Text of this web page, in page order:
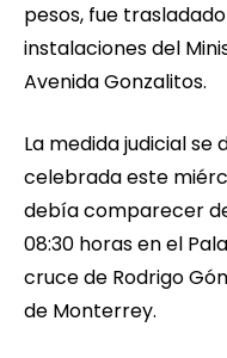
pesos, fue
instalaciones del
Avenida Gonzalitos.
La medida judicial se
celebrada este
debía comparecer
08:30 horas en el
cruce de Rodrigo
de Monterrey.